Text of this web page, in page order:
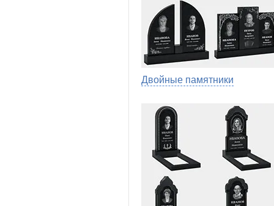
Двойные памятники